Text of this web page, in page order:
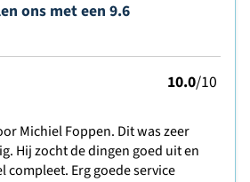
ons met een 9.6
10.0/10
Michiel Foppen. Dit was zeer
Hij zocht de dingen goed uit en
compleet. Erg goede service